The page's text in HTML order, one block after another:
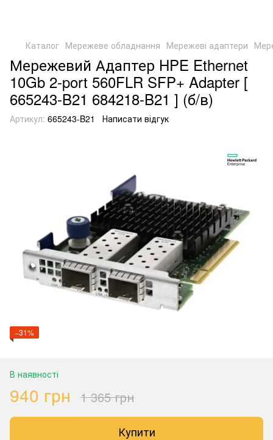
Каталог Мережеве обладнання Мережеві адаптери
Мережевий Адаптер HPE Ethernet
10Gb 2-port 560FLR SFP+ Adapter [
665243-B21 684218-B21 ] (б/в)
Артикул: 665243-B21 Написати відгук
−31%
В наявності
940 грн 1 365 грн
Купити